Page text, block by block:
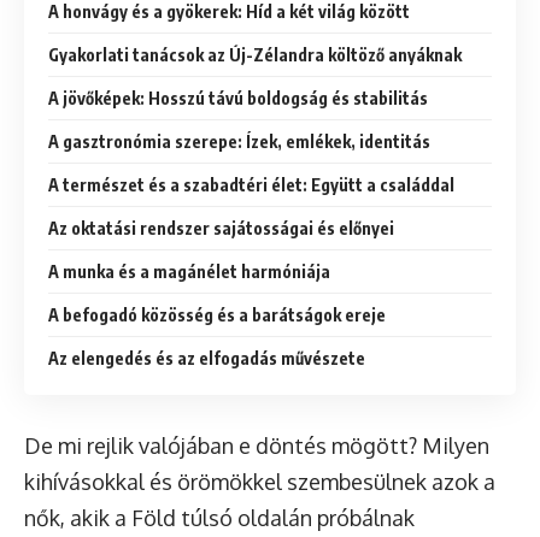
A honvágy és a gyökerek: Híd a két világ között
Gyakorlati tanácsok az Új-Zélandra költöző anyáknak
A jövőképek: Hosszú távú boldogság és stabilitás
A gasztronómia szerepe: Ízek, emlékek, identitás
A természet és a szabadtéri élet: Együtt a családdal
Az oktatási rendszer sajátosságai és előnyei
A munka és a magánélet harmóniája
A befogadó közösség és a barátságok ereje
Az elengedés és az elfogadás művészete
De mi rejlik valójában e döntés mögött? Milyen
kihívásokkal és örömökkel szembesülnek azok a
nők, akik a Föld túlsó oldalán próbálnak